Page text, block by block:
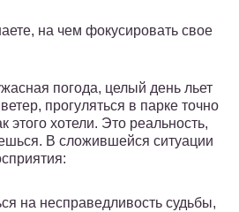
на чем фокусировать свое
погода, целый день льет
прогуляться в парке точно
этого хотели. Это реальность,
В сложившейся ситуации
на несправедливость судьбы,